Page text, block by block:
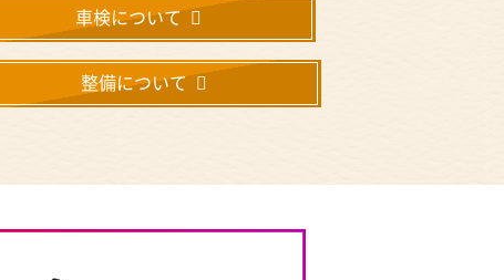
車検について
整備について